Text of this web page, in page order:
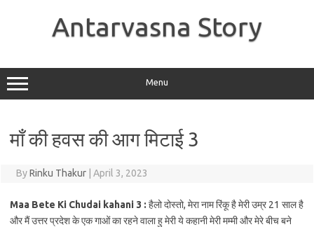
Antarvasna Story
Menu
माँ की हवस की आग मिटाई 3
ByRinku Thakur April 3, 2023
Maa Bete Ki Chudai kahani 3 : हैलो दोस्तो, मेरा नाम रिंकू है मेरी उम्र 21 साल है
और मैं उत्तर प्रदेश के एक गाओं का रहने वाला हु मेरी ये कहानी मेरी मम्मी और मेरे बीच बने